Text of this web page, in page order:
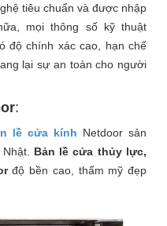
tiêu chuẩn và được nhập
mọi thông số kỹ thuật
độ chính xác cao, hạn chế
lại sự an toàn cho người
:
lề cửa kính Netdoor sản
Bản lề cửa thủy lực,
độ bền cao, thẩm mỹ đẹp